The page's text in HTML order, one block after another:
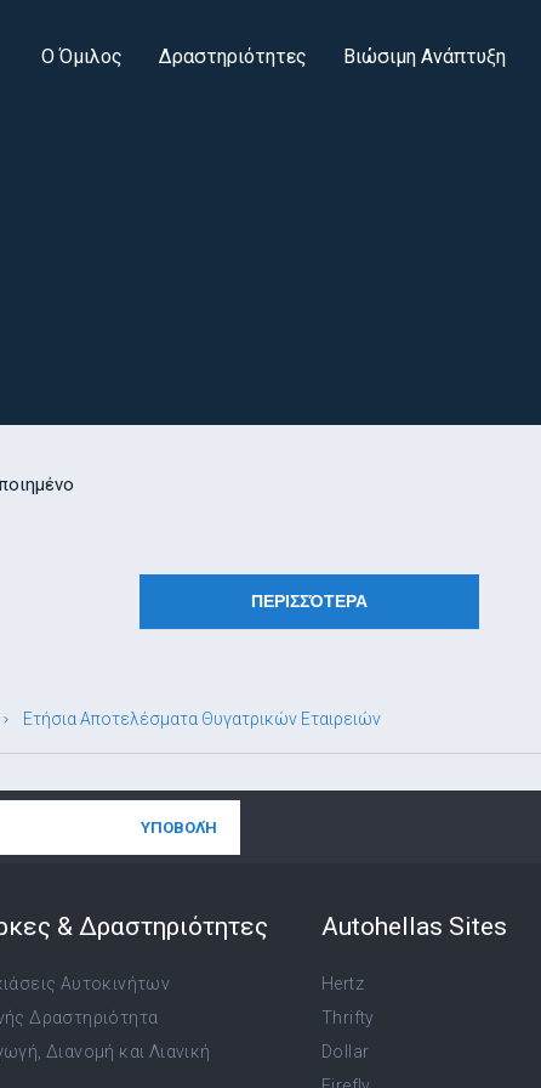
Ο Όμιλος Δραστηριότητες Βιώσιμη Ανάπτυξη
ΠΕΡΙΣΣΌΤΕΡΑ
Ετήσια Αποτελέσματα Θυγατρικών Εταιρειών
& Δραστηριότητες
Αυτοκινήτων
Δραστηριότητα
Διανομή και Λιανική
Autohellas Sites
Hertz
Thrifty
Dollar